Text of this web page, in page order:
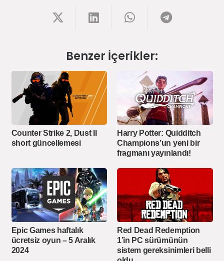
Benzer İçerikler:
Counter Strike 2, Dust II
short güncellemesi
Harry Potter: Quidditch
Champions’un yeni bir
fragmanı yayınlandı!
Epic Games haftalık
ücretsiz oyun – 5 Aralık
2024
Red Dead Redemption
1’in PC sürümünün
sistem gereksinimleri belli